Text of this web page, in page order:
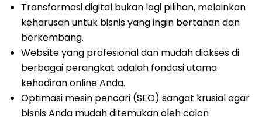
Transformasi digital bukan lagi pilihan, melainkan
keharusan untuk bisnis yang ingin bertahan dan
berkembang.
Website yang profesional dan mudah diakses di
berbagai perangkat adalah fondasi utama
kehadiran online Anda.
Optimasi mesin pencari (SEO) sangat krusial agar
bisnis Anda mudah ditemukan oleh calon